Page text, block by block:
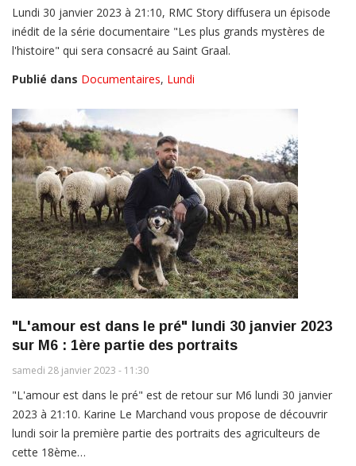
Lundi 30 janvier 2023 à 21:10, RMC Story diffusera un épisode
inédit de la série documentaire "Les plus grands mystères de
l'histoire" qui sera consacré au Saint Graal.
Publié dans Documentaires, Lundi
"L'amour est dans le pré" lundi 30 janvier 2023
sur M6 : 1ère partie des portraits
samedi 28 janvier 2023 - 11:30
"L'amour est dans le pré" est de retour sur M6 lundi 30 janvier
2023 à 21:10. Karine Le Marchand vous propose de découvrir
lundi soir la première partie des portraits des agriculteurs de
cette 18ème…